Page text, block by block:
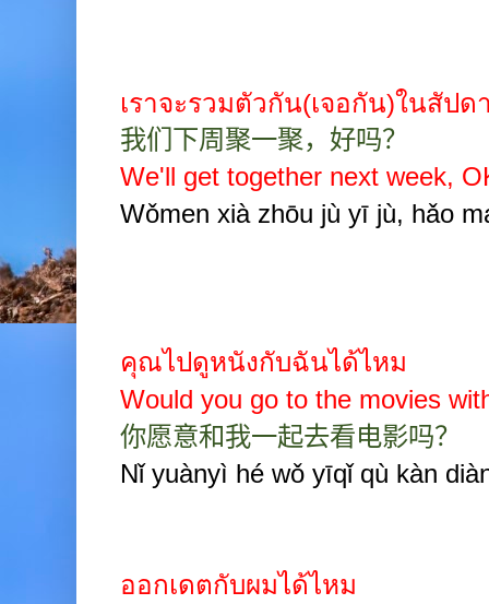
เราจะรวมตัวกัน(เจอกัน)ในสัป
我们下周聚一聚，好吗？
We'll get together next week,
Wǒmen xià zhōu jù yī jù, hǎo
คุณไปดูหนังกับฉันได้ไหม
Would you go to the movies
你愿意和我一起去看电影吗？
Nǐ yuànyì hé wǒ yīqǐ qù kàn
ออกเดตกับผมได้ไหม